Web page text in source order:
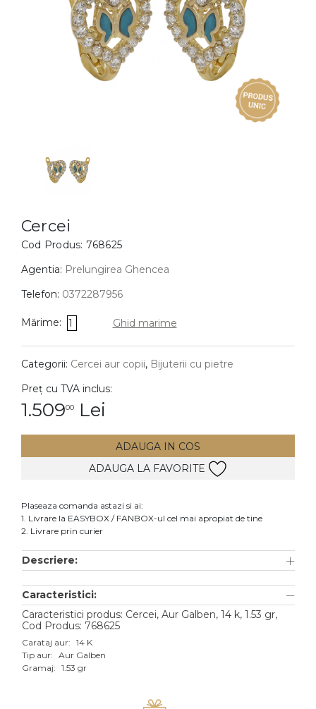
BIJUTERII COPII
Cercei
Bratari
Coliere
Lanturi
Pandantive
DIAMANTE Vezi toate
Cercei
Accesorii
Aur alb
Aur roz
Aur mixt
Cercei
Cod Produs: 768625
Agentia: Prelungirea Ghencea
Telefon: 0372287956
Mărime: 1 Ghid marime
Categorii: Cercei aur copii, Bijuterii cu pietre
Preț cu TVA inclus:
1.50900 Lei
ADAUGA IN COS
ADAUGA LA FAVORITE
Plaseaza comanda astazi si ai:
1. Livrare la EASYBOX / FANBOX-ul cel mai apropiat de tine
2. Livrare prin curier
Descriere:
Caracteristici:
Caracteristici produs: Cercei, Aur Galben, 14 k, 1.53 gr,
Cod Produs: 768625
Carataj aur: 14 K
Tip aur: Aur Galben
Gramaj: 1.53 gr